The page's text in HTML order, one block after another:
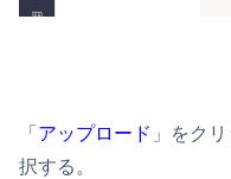
「 アップロード 」をク
択する。